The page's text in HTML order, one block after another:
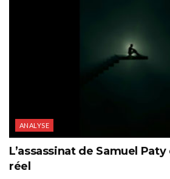
ANALYSE
L’assassinat de Samuel
réel